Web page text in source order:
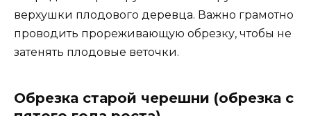
верхушки плодового деревца. Важно грамотно
проводить прореживающую обрезку, чтобы не
затенять плодовые веточки.
Обрезка старой черешни (обрезка с